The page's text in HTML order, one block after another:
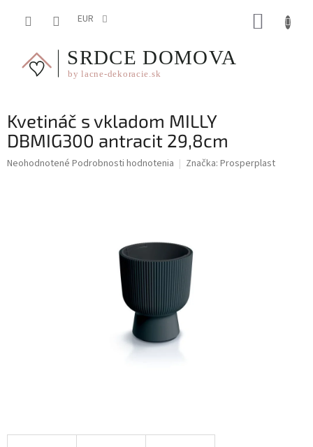
EUR
Kvetináč s vkladom MILLY
DBMIG300 antracit 29,8cm
Priemerné
Neohodnotené Podrobnosti hodnotenia Značka: Prosperplast